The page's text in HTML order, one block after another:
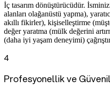
İç tasarım dönüştürücüdür.
alanları olağanüstü yapma),
akıllı fikirler), kişiselleştirme
değer yaratma (mülk değerini
(daha iyi yaşam deneyimi)
4
Profesyonellik ve